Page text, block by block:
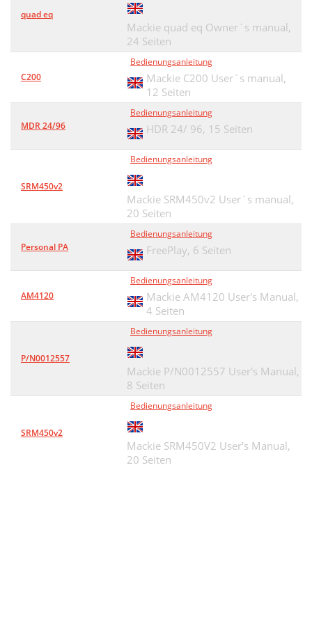
quad eq
Mackie quad eq Owner`s manual,
24 Seiten
C200
Bedienungsanleitung
Mackie C200 User`s manual,
12 Seiten
MDR 24/96
Bedienungsanleitung
HDR 24/ 96, 15 Seiten
SRM450v2
Bedienungsanleitung
Mackie SRM450v2 User`s manual,
20 Seiten
Personal PA
Bedienungsanleitung
FreePlay, 6 Seiten
AM4120
Bedienungsanleitung
Mackie AM4120 User's Manual,
4 Seiten
P/N0012557
Bedienungsanleitung
Mackie P/N0012557 User's Manual,
8 Seiten
SRM450v2
Bedienungsanleitung
Mackie SRM450V2 User's Manual,
20 Seiten